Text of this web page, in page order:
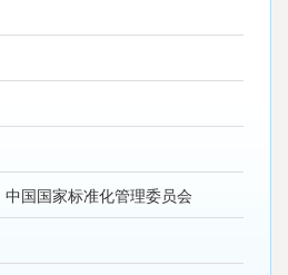
国国家标准化管理委员会